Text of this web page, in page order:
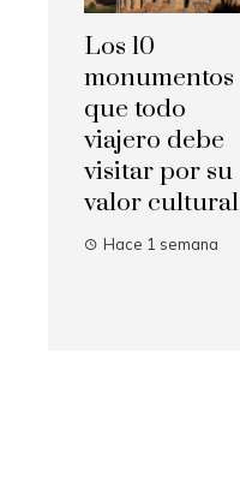
Los 10
monumentos
que todo
viajero debe
visitar por su
valor cultural
Hace 1 semana